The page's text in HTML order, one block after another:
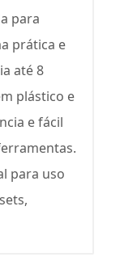
para
prática e
até 8
plástico e
e fácil
para uso